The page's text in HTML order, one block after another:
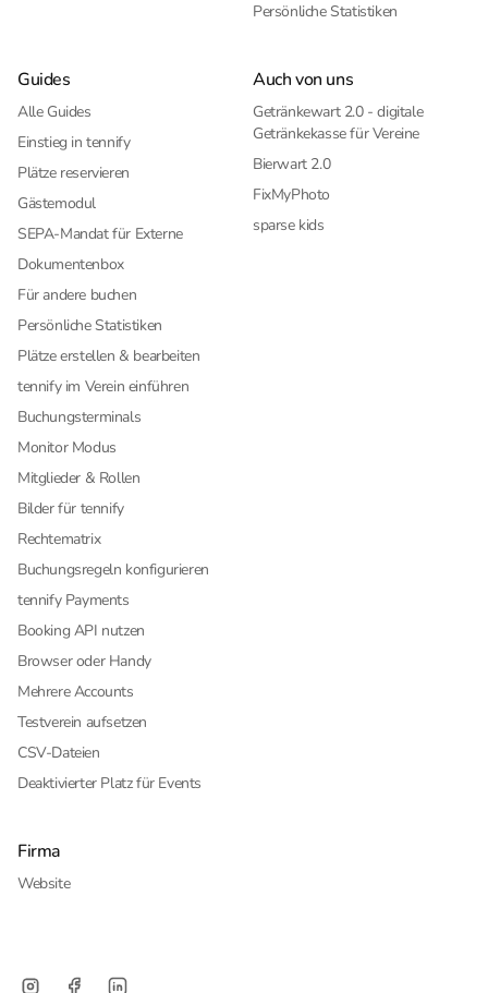
Persönliche Statistiken
Guides
Alle Guides
Einstieg in tennify
Plätze reservieren
Gästemodul
SEPA-Mandat für Externe
Dokumentenbox
Für andere buchen
Persönliche Statistiken
Plätze erstellen & bearbeiten
tennify im Verein einführen
Buchungsterminals
Monitor Modus
Mitglieder & Rollen
Bilder für tennify
Rechtematrix
Buchungsregeln konfigurieren
tennify Payments
Booking API nutzen
Browser oder Handy
Mehrere Accounts
Testverein aufsetzen
CSV-Dateien
Deaktivierter Platz für Events
Auch von uns
Getränkewart 2.0 - digitale
Getränkekasse für Vereine
Bierwart 2.0
FixMyPhoto
sparse kids
Firma
Website